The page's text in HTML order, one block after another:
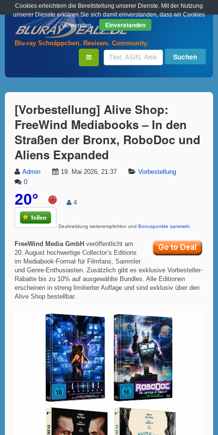
Blu-ray Schnäppchen. Reviews. Community.
[Vorbestellung] Alive Shop:
FreeWind Mediabooks – In den
Straßen der Bronx, RoboDoc und
Aliens Expanded
Admin 19. Mai 2026, 21:37
Vorbestellung
0
20° 4
Dealmeldung weiterempfehlen und Bonuspunkte sammeln
FreeWind Media GmbH veröffentlicht am
20. August hochwertige Collector’s Editions
im Mediabook-Format für Filmfans, Sammler
und Genre-Enthusiasten. Zusätzlich gibt es exklusive Vorbesteller-
Rabatte bis zu 10% auf ausgewählte Bundles. Alle Editionen
erscheinen in streng limitierter Auflage und sind exklusiv über den
Alive Shop bestellbar.
Cookies erleichtern die Bereitstellung unserer Dienste. Mit der Nutzung
unserer Dienste erklären Sie sich damit einverstanden, dass wir Cookies
verwenden.
Einverstanden